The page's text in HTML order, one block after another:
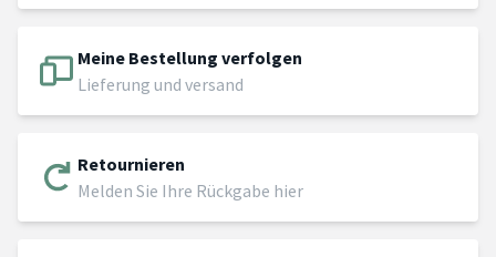
Meine Bestellung verfolgen
Lieferung und versand
Retournieren
Melden Sie Ihre Rückgabe hier